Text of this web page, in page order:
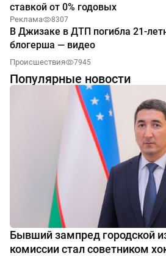
ставкой от 0% годовых
Реклама 8307
В Джизаке в ДТП погибла 21-
блогерша — видео
Происшествия 7945
Популярные новости
Бывший зампред городской
комиссии стал советником